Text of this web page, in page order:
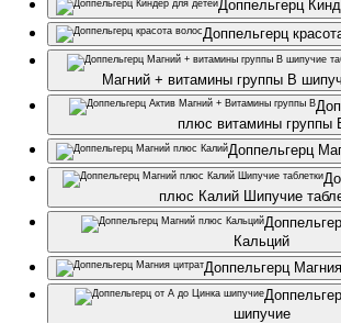
Доппельгерц
Доппельгерц
Магний + витамины группы B
плюс витамины группы
Доппельгерц
плюс Калий Шипучие
Кальций
Доппельгерц
шипучие